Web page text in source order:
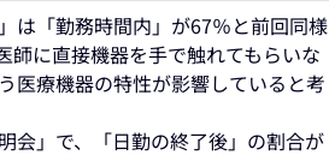
は「勤務時間内」が67％と前回同様
師に直接機器を手で触れてもらいな
医療機器の特性が影響していると考
会」で、「日勤の終了後」の割合が